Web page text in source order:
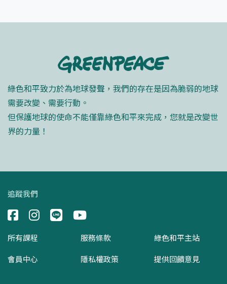
綠色和平致力於為地球發聲，我們的存在是因為脆弱的地球
需要改變、需要行動。
但保護地球的使命不能僅靠綠色和平來完成，您就是改變世
界的力量！
追蹤我們
所有課程
會員中心
服務條款
隱私權政策
綠色和平主站
提供回饋意見